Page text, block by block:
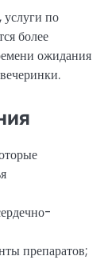
по
более
ожидания
препаратов;